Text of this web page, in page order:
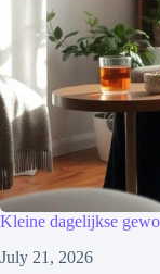
Kleine dagelijkse
July 21, 2026